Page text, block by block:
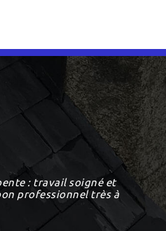
: travail soigné et
professionnel très à